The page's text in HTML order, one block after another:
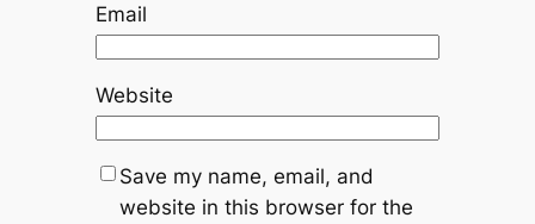
Email
Website
Save my name, email, and
website in this browser for the